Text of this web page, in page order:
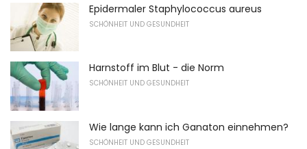
Epidermaler Staphylococcus aureus
SCHÖNHEIT UND GESUNDHEIT
Harnstoff im Blut - die Norm
SCHÖNHEIT UND GESUNDHEIT
Wie lange kann ich Ganaton einnehmen?
SCHÖNHEIT UND GESUNDHEIT